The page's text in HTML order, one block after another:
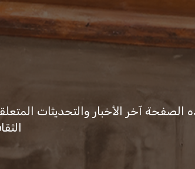
آخر الأخبار والتحديثات المتعلقة